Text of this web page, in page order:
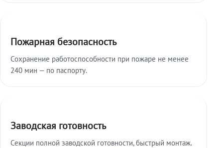
Пожарная безопасность
Сохранение работоспособности при пожаре не менее
240 мин — по паспорту.
Заводская готовность
Секции полной заводской готовности, быстрый монтаж.